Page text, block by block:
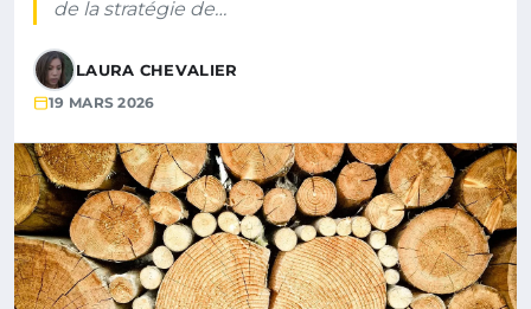
de la stratégie de…
LAURA CHEVALIER
19 MARS 2026